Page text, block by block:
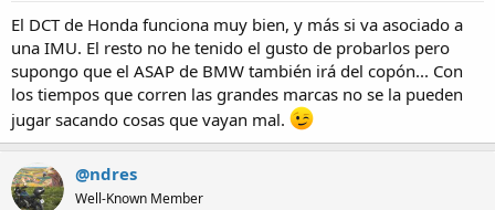
El DCT de Honda funciona muy bien, y más si va asociado a
una IMU. El resto no he tenido el gusto de probarlos pero
supongo que el ASAP de BMW también irá del copón... Con
los tiempos que corren las grandes marcas no se la pueden
jugar sacando cosas que vayan mal.
@ndres
Well-Known Member